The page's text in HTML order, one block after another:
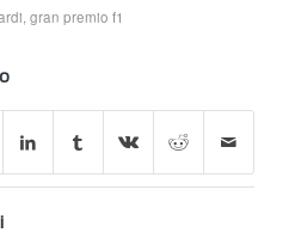
gran premio f1